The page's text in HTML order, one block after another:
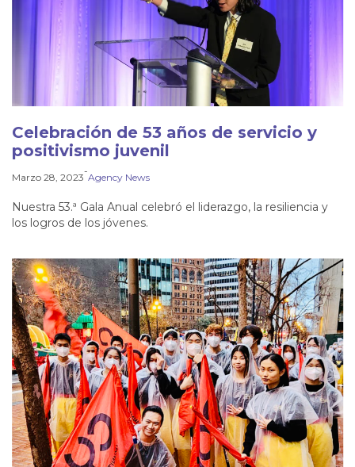
Celebración de 53 años de servicio y
positivismo juvenil
Marzo 28, 2023-Agency News
Nuestra 53.ª Gala Anual celebró el liderazgo, la resiliencia y
los logros de los jóvenes.